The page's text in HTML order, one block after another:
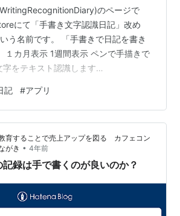
のページで
にて「手書き文字認識日記」改め
う名前です。 「手書きで日記を書き
１カ月表示 1週間表示 ペンで手描きで
字をテキスト認識します
タブレットPCで実現する、手書き文
Writing Recognition))シリーズの１
ネルにStylusペンを用いて文字を手書
定しています。 …
記 #アプリ
育することで売上アップを図る カフェコン
がき • 4年前
録は手で書くのが良いのか？